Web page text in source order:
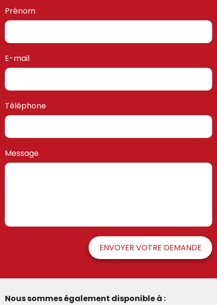
Prénom
E-mail
Téléphone
Message
ENVOYER VOTRE DEMANDE
Nous sommes également disponible à :